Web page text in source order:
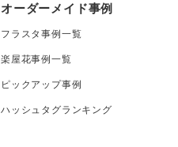
オーダーメイド事例
フラスタ事例一覧
楽屋花事例一覧
ピックアップ事例
ハッシュタグランキング